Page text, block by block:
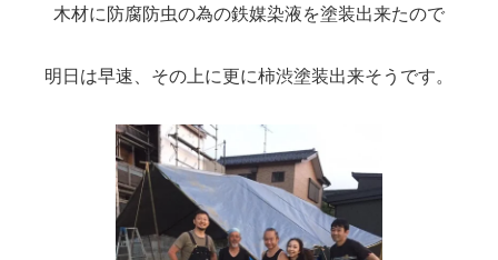
木材に防腐防虫の為の鉄媒染液を塗装出来たので
明日は早速、その上に更に柿渋塗装出来そうです。